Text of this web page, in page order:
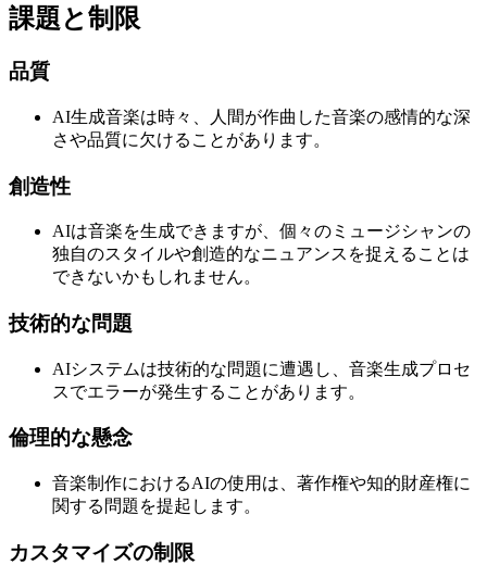
課題と制限
品質
AI生成音楽は時々、人間が作曲した音楽の感情的な深
さや品質に欠けることがあります。
創造性
AIは音楽を生成できますが、個々のミュージシャンの
独自のスタイルや創造的なニュアンスを捉えることは
できないかもしれません。
技術的な問題
AIシステムは技術的な問題に遭遇し、音楽生成プロセ
スでエラーが発生することがあります。
倫理的な懸念
音楽制作におけるAIの使用は、著作権や知的財産権に
関する問題を提起します。
カスタマイズの制限